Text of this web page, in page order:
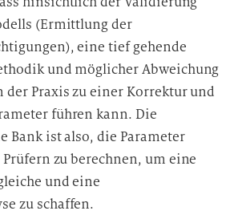
(Ermittlung der
eine tief gehende
und möglicher Abweichung
der Praxis zu einer Korrektur und
führen kann. Die
Bank ist also, die Parameter
zu berechnen, um eine
und eine
zu schaffen.